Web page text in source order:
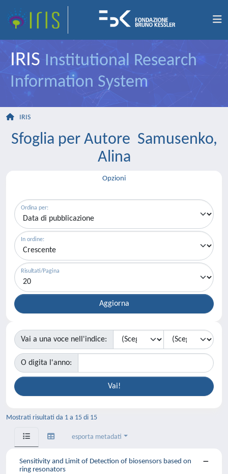
IRIS Institutional Research
Information System
IRIS
Sfoglia per Autore Samusenko,
Alina
Opzioni
Ordina per:
In ordine:
Risultati/Pagina
Vai a una voce nell'indice:
O digita l'anno:
Mostrati risultati da 1 a 15 di 15
esporta metadati
Sensitivity and Limit of Detection of biosensors based on
ring resonators